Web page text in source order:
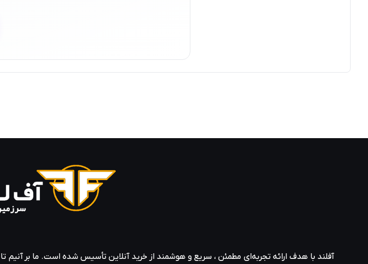
آفلند با هدف ارائه‌ تجربه‌ای مطمئن ، سریع و هوشمند از خرید آنلاین تأسیس شده است. ما بر آنیم